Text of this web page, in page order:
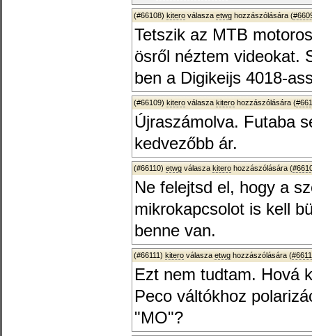
(#66108) kitero válasza etwg hozzászólására (
Tetszik az MTB
ösről néztem videokat.
ben a Digikeijs 4018-
(#66109) kitero válasza kitero hozzászólására (
Újraszámolva. Futaba
kedvezőbb ár.
(#66110) etwg válasza kitero hozzászólására (
Ne felejtsd el, hogy a
mikrokapcsolot is kell
benne van.
(#66111) kitero válasza etwg hozzászólására (
Ezt nem tudtam. Hová
Peco váltókhoz
"MO"?